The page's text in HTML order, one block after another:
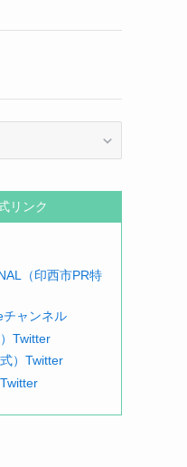
リンク
（印西市PR特
チャンネル
Twitter
）Twitter